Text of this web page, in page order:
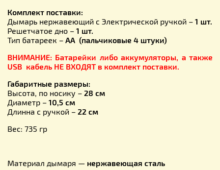
Комплект поставки:
Дымарь нержавеющий с Электрической ручкой – 1 шт.
Решетчатое дно – 1 шт.
Тип батареек – АА (пальчиковые 4 штуки)
ВНИМАНИЕ: Батарейки либоаккумуляторы, а также
USB кабель НЕ ВХОДЯТ в комплект поставки.
Габаритные размеры:
Высота, по носику – 28 см
Диаметр – 10,5 см
Длинна с ручкой – 22 см
Вес: 735 гр
Материал дымаря — нержавеющая сталь